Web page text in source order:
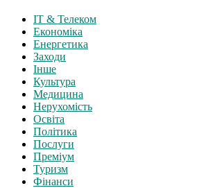
IT & Телеком
Економіка
Енергетика
Заходи
Інше
Культура
Медицина
Нерухомість
Освіта
Політика
Послуги
Преміум
Туризм
Фінанси